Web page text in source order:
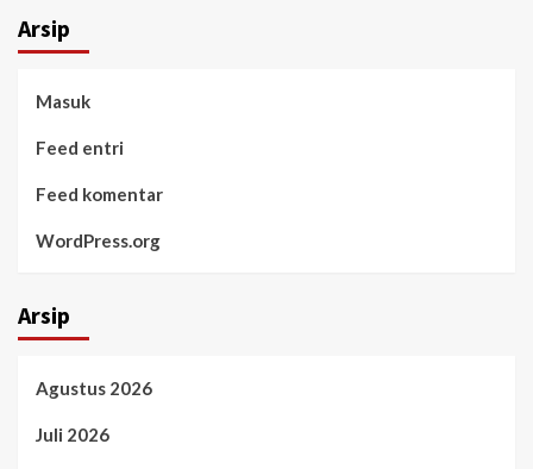
Arsip
Masuk
Feed entri
Feed komentar
WordPress.org
Arsip
Agustus 2026
Juli 2026